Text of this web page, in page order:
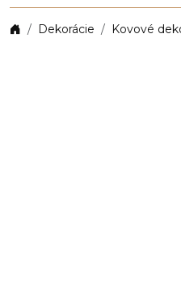
Dekorácie Kovové